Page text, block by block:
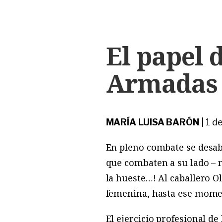
El papel
Armadas
MARÍA LUISA BARÓN 1
En pleno combate se
que combaten a su lado
la hueste…! Al caballero
femenina, hasta ese
El ejercicio profesional